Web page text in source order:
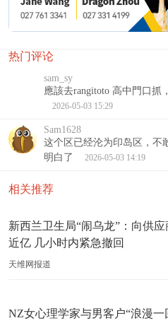
热门评论
sam_sy
應該去rangitoto 高中門口抓
2026-05-03 15:29
Sam1628
这个区已经沦为印岛区，不
明白了
2026-05-03 14:19
相关推荐
新西兰卫生局“闹乌龙”：向供
近亿 几小时内紧急撤回
天维网报道
NZ女心理学家与男客户“浪漫一